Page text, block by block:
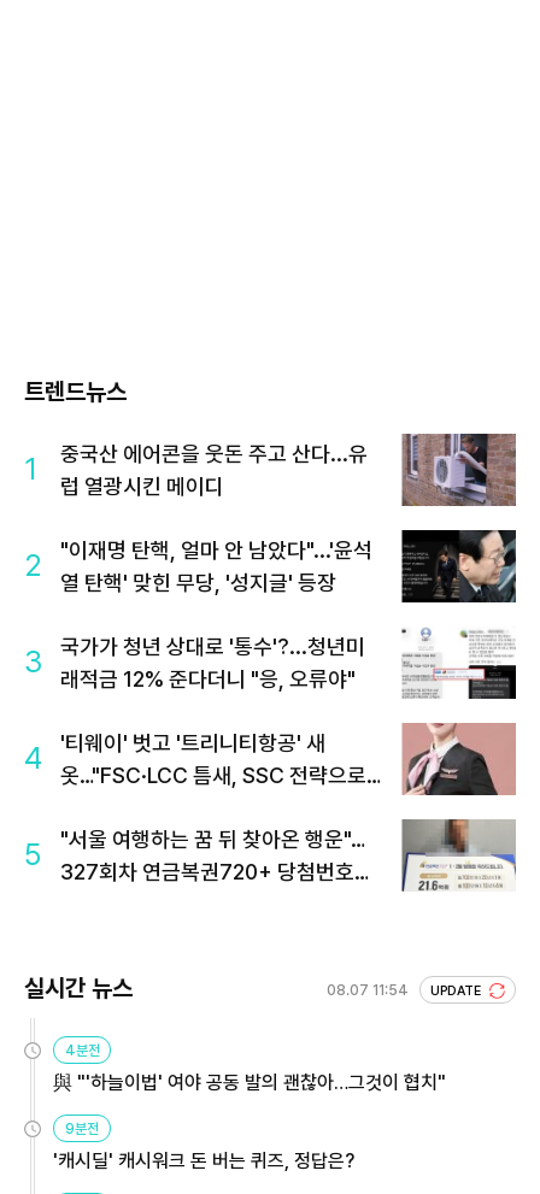
트렌드뉴스
1
중국산 에어콘을 웃돈 주고 산다...유
럽 열광시킨 메이디
2
"이재명 탄핵, 얼마 안 남았다"...'윤석
열 탄핵' 맞힌 무당, '성지글' 등장
3
국가가 청년 상대로 '통수'?...청년미
래적금 12% 준다더니 "응, 오류야"
4
'티웨이' 벗고 '트리니티항공' 새
옷…"FSC·LCC 틈새, SSC 전략으로
5
"서울 여행하는 꿈 뒤 찾아온 행운"…
327회차 연금복권720+ 당첨번호조
실시간 뉴스 08.07 11:54 UPDATE
4분전
與 "'하늘이법' 여야 공동 발의 괜찮아…그것이 협치"
9분전
'캐시딜' 캐시워크 돈 버는 퀴즈, 정답은?